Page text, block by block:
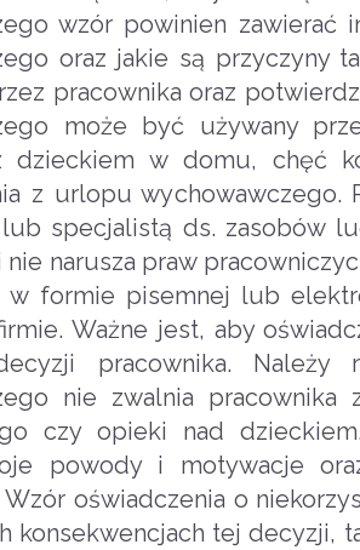
wzór powinien
oraz jakie są przyczyny
pracownika oraz
może być używany
dzieckiem w domu, chęć
z urlopu
specjalistą ds. zasobów
nie narusza praw
w formie pisemnej lub
Ważne jest, aby
pracownika.
nie zwalnia
czy opieki nad
powody i motywacje
Wzór oświadczenia o
konsekwencjach tej decyzji,